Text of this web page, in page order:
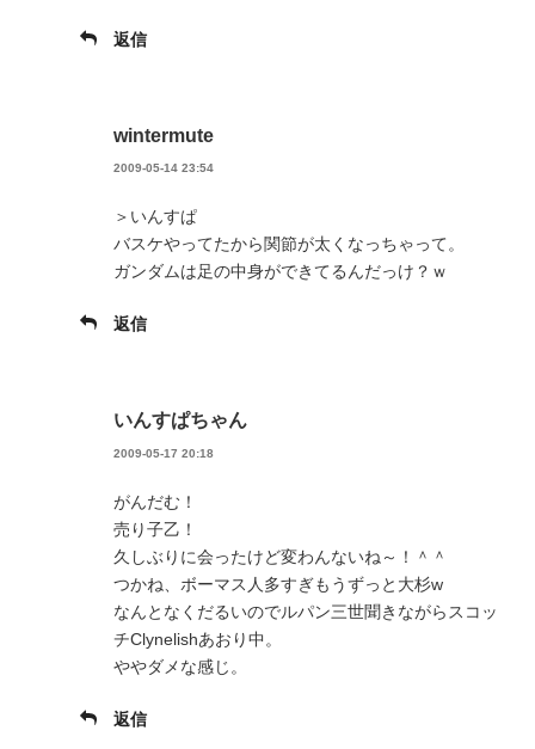
返信
wintermute
2009-05-14 23:54
＞いんすぱ
バスケやってたから関節が太くなっちゃって。
ガンダムは足の中身ができてるんだっけ？ｗ
返信
いんすぱちゃん
2009-05-17 20:18
がんだむ！
売り子乙！
久しぶりに会ったけど変わんないね～！＾＾
つかね、ボーマス人多すぎもうずっと大杉w
なんとなくだるいのでルパン三世聞きながらスコッ
チClynelishあおり中。
ややダメな感じ。
返信